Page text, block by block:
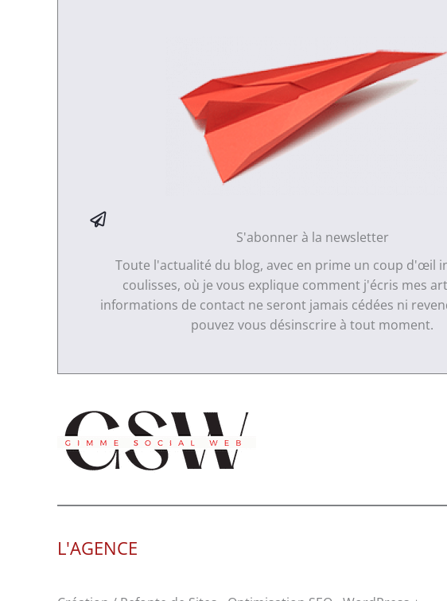
S'abonner à la newsletter
Toute l'actualité du blog, avec en prime un coup d'œil
coulisses, où je vous explique comment j'écris mes
informations de contact ne seront jamais cédées ni
pouvez vous désinscrire à tout moment.
L'AGENCE